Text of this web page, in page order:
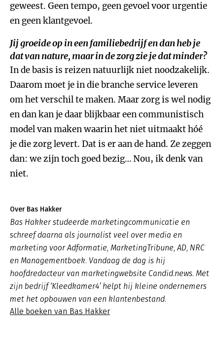
geweest. Geen tempo, geen gevoel voor urgentie
en geen klantgevoel.
Jij groeide op in een familiebedrijf en dan heb je
dat van nature, maar in de zorg zie je dat minder?
In de basis is reizen natuurlijk niet noodzakelijk.
Daarom moet je in die branche service leveren
om het verschil te maken. Maar zorg is wel nodig
en dan kan je daar blijkbaar een communistisch
model van maken waarin het niet uitmaakt hóé
je die zorg levert. Dat is er aan de hand. Ze zeggen
dan: we zijn toch goed bezig… Nou, ik denk van
niet.
Over Bas Hakker
Bas Hakker studeerde marketingcommunicatie en
schreef daarna als journalist veel over media en
marketing voor Adformatie, MarketingTribune, AD, NRC
en Managementboek. Vandaag de dag is hij
hoofdredacteur van marketingwebsite Candid.news. Met
zijn bedrijf ‘Kleedkamer4’ helpt hij kleine ondernemers
met het opbouwen van een klantenbestand.
Alle boeken van Bas Hakker